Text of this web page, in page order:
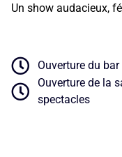
Un show audacieux,
Ouverture du
Ouverture de la
spectacles